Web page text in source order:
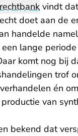
rechtbank vindt
doet aan de
handelde
lange
komt nog bij
trof
én
van
bekend dat